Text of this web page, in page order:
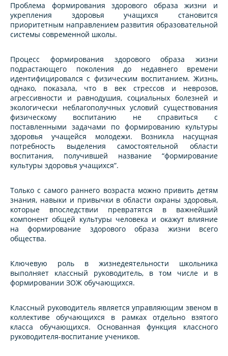
Проблема формирования здорового образа жизни и
укрепления здоровья учащихся становится
приоритетным направлением развития образовательной
системы современной школы.
Процесс формирования здорового образа жизни
подрастающего поколения до недавнего времени
идентифицировался с физическим воспитанием. Жизнь,
однако, показала, что в век стрессов и неврозов,
агрессивности и равнодушия, социальных болезней и
экологически неблагополучных условий существования
физическому воспитанию не справиться с
поставленными задачами по формированию культуры
здоровья учащейся молодежи. Возникла насущная
потребность выделения самостоятельной области
воспитания, получившей название “формирование
культуры здоровья учащихся”.
Только с самого раннего возраста можно привить детям
знания, навыки и привычки в области охраны здоровья,
которые впоследствии превратятся в важнейший
компонент общей культуры человека и окажут влияние
на формирование здорового образа жизни всего
общества.
Ключевую роль в жизнедеятельности школьника
выполняет классный руководитель, в том числе и в
формировании ЗОЖ обучающихся.
Классный руководитель является управляющим звеном в
коллективе обучающихся в рамках отдельно взятого
класса обучающихся. Основанная функция классного
руководителя-воспитание учеников.